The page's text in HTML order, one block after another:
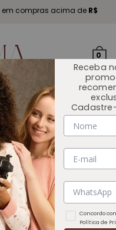
em compras acima de R$
0
Receba
Concordo
Política de